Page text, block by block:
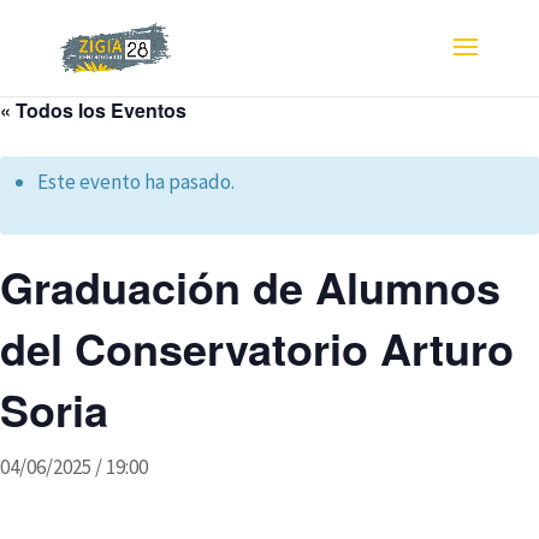
« Todos los Eventos
Este evento ha pasado.
Graduación de Alumnos
del Conservatorio Arturo
Soria
04/06/2025 / 19:00